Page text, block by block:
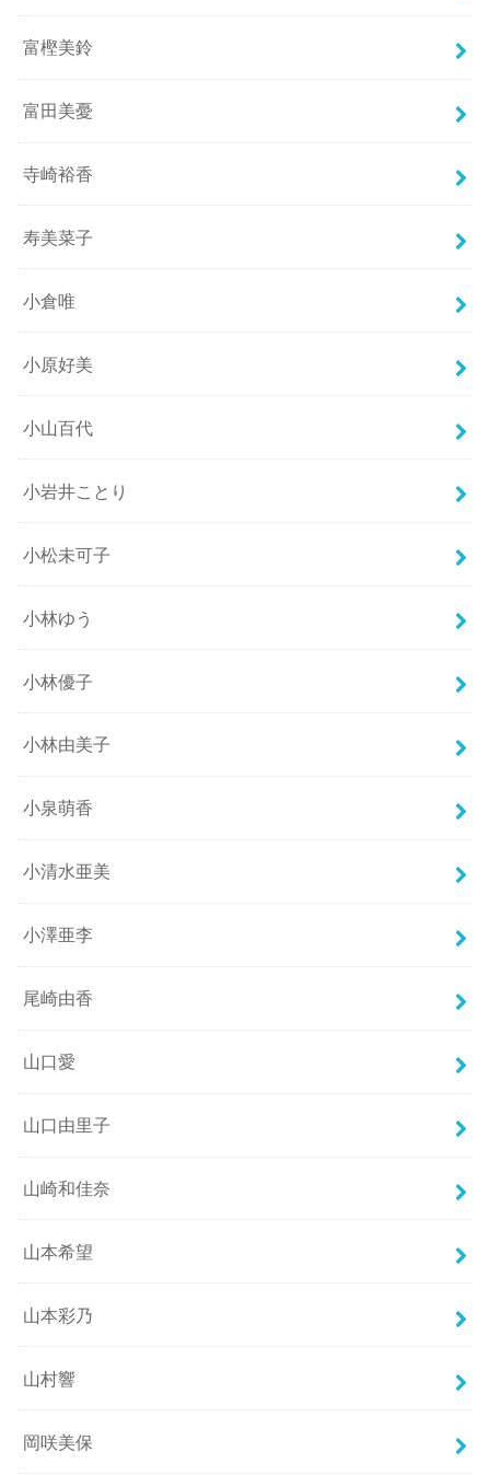
富樫美鈴
富田美憂
寺崎裕香
寿美菜子
小倉唯
小原好美
小山百代
小岩井ことり
小松未可子
小林ゆう
小林優子
小林由美子
小泉萌香
小清水亜美
小澤亜李
尾崎由香
山口愛
山口由里子
山崎和佳奈
山本希望
山本彩乃
山村響
岡咲美保